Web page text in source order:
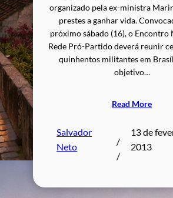
organizado pela ex-ministra
prestes a ganhar vida.
próximo sábado (16), o Encontro
Rede Pró-Partido deverá reunir
quinhentos militantes em
objetivo…
Read More
Salvador
Neto
/
/
13 de
2013